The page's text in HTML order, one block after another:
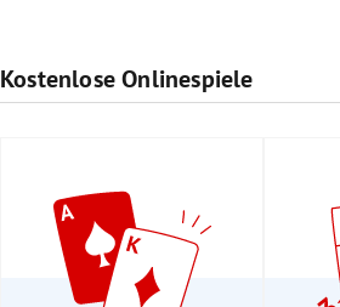
Kostenlose Onlinespiele